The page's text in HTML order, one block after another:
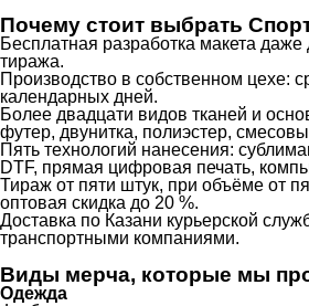
Почему стоит выбрать
Бесплатная разработка макета
тиража.
Производство в собственном цехе:
календарных дней.
Более двадцати видов тканей и
футер, двунитка, полиэстер,
Пять технологий нанесения:
DTF, прямая цифровая печать,
Тираж от пяти штук, при объёме от
оптовая скидка до 20 %.
Доставка по Казани курьерской
транспортными компаниями.
Виды мерча, которые мы
Одежда